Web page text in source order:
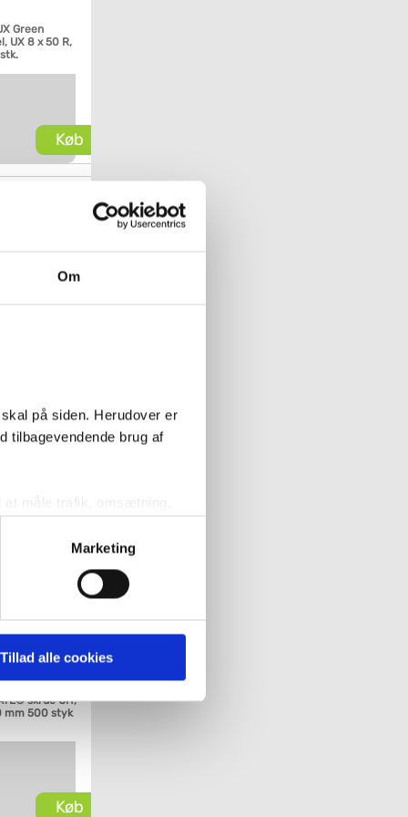
Om
på siden. Herudover er
tilbagevendende brug af
kan du se hvilke
cookies. Du har
det ligeledes muligt, at
Marketing
Tillad alle cookies
Green
UX 8 x 50 R,
Køb
skrue UH,
mm 500 styk
Køb